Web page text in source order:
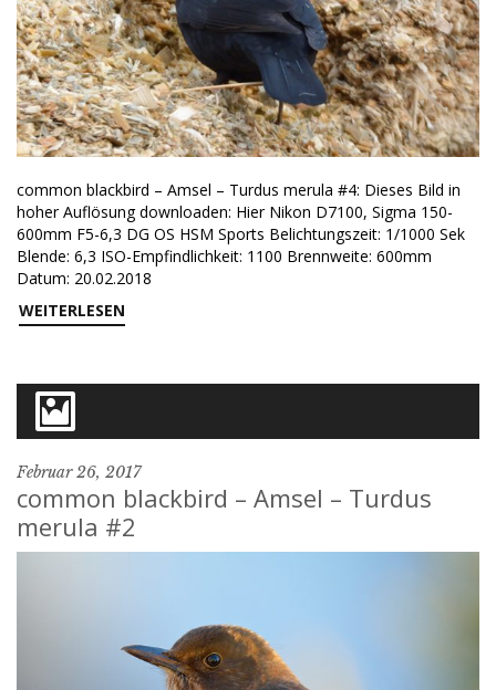
common blackbird – Amsel – Turdus merula #4: Dieses Bild in
hoher Auflösung downloaden: Hier Nikon D7100, Sigma 150-
600mm F5-6,3 DG OS HSM Sports Belichtungszeit: 1/1000 Sek
Blende: 6,3 ISO-Empfindlichkeit: 1100 Brennweite: 600mm
Datum: 20.02.2018
WEITERLESEN
Februar 26, 2017
common blackbird – Amsel – Turdus
merula #2